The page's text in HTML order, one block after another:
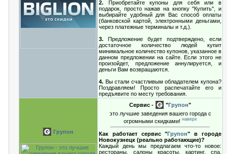
2. Приобретайте купоны для себя или в
подарок, просто нажав на кнопку "Купить", и
выбирайте удобный для Вас способ оплаты
(банковской картой, электронными деньгами,
через платежные терминалы и т.д.).
3. Предложение будет подтверждено, если
достаточное количество людей купит
минимальное количество купонов, указанное в
данном предложении на сайте. Если этого не
произойдет, предложение аннулируется, и
деньги Вам возвращаются.
4. Вы стали счастливым обладателем купона?
Поздравляем! Просто распечатайте его и
предъявите по месту требования.
Групон
Сервис - "Групон"
это лучшие заведения вашего города с
огромными скидками! наверх
Как работает сервис "Групон" в городе
Новокузнецк (реально работающие)?
Каждый день мы предлагаем что-то новое:
рестораны, салоны красоты, картинг, спа,